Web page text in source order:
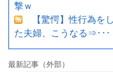
撃ｗ
【驚愕】性行為を
た夫婦、こうなる⇒･･･
最新記事（外部）